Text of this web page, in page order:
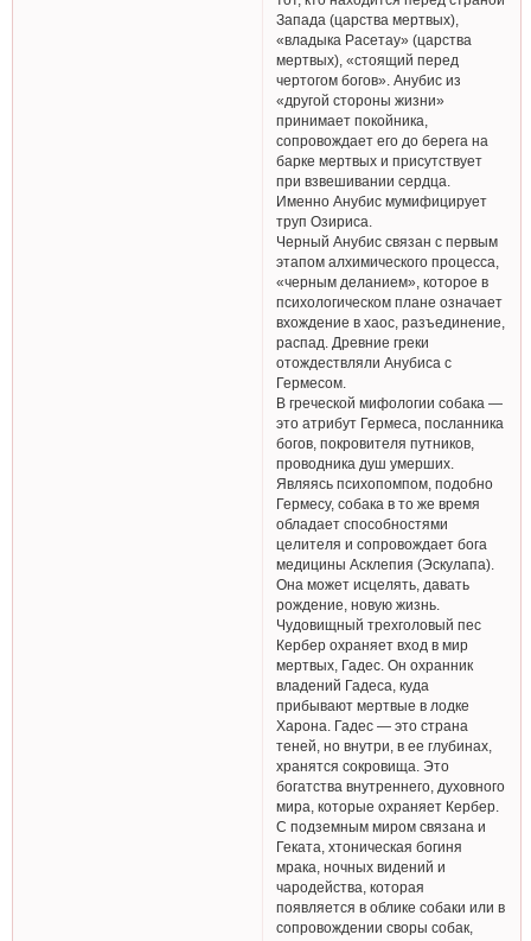
Запада (царства мертвых),
«владыка Расетау» (царства
мертвых), «стоящий перед
чертогом богов». Анубис из
«другой стороны жизни»
принимает покойника,
сопровождает его до берега на
барке мертвых и присутствует
при взвешивании сердца.
Именно Анубис мумифицирует
труп Озириса.
Черный Анубис связан с первым
этапом алхимического процесса,
«черным деланием», которое в
психологическом плане означает
вхождение в хаос, разъединение,
распад. Древние греки
отождествляли Анубиса с
Гермесом.
В греческой мифологии собака —
это атрибут Гермеса, посланника
богов, покровителя путников,
проводника душ умерших.
Являясь психопомпом, подобно
Гермесу, собака в то же время
обладает способностями
целителя и сопровождает бога
медицины Асклепия (Эскулапа).
Она может исцелять, давать
рождение, новую жизнь.
Чудовищный трехголовый пес
Кербер охраняет вход в мир
мертвых, Гадес. Он охранник
владений Гадеса, куда
прибывают мертвые в лодке
Харона. Гадес — это страна
теней, но внутри, в ее глубинах,
хранятся сокровища. Это
богатства внутреннего, духовного
мира, которые охраняет Кербер.
С подземным миром связана и
Геката, хтоническая богиня
мрака, ночных видений и
чародейства, которая
появляется в облике собаки или в
сопровождении своры собак,